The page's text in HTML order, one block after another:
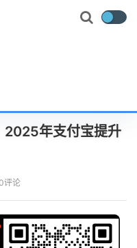
2025年支付宝提升
评论